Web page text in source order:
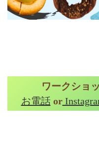
ワークショ
お電話or